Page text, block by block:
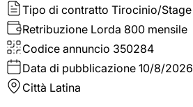
Tipo di contratto Tirocinio/Stage
Retribuzione Lorda 800 mensile
Codice annuncio 350284
Data di pubblicazione 10/8/2026
Città Latina